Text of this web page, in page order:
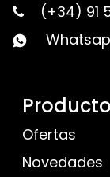
(+34) 91
Producto
Ofertas
Novedades